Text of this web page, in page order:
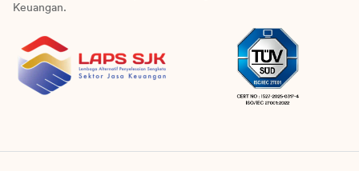
Keuangan.